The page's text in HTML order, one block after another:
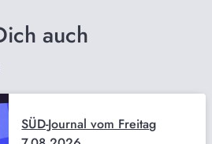
auch
SÜD-Journal vom Freitag